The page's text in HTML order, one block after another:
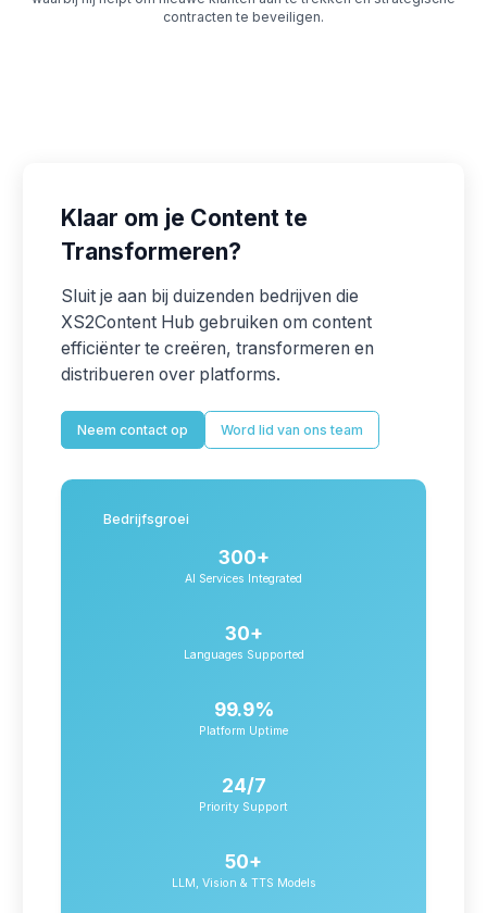
contracten te beveiligen.
Klaar om je Content te
Transformeren?
Sluit je aan bij duizenden bedrijven die
XS2Content Hub gebruiken om content
efficiënter te creëren, transformeren en
distribueren over platforms.
Neem contact op Word lid van ons team
Bedrijfsgroei
300+
AI Services Integrated
30+
Languages Supported
99.9%
Platform Uptime
24/7
Priority Support
50+
LLM, Vision & TTS Models